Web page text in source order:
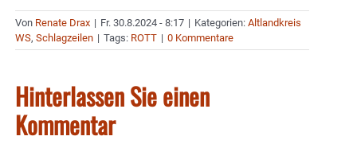
Von Renate Drax | Fr. 30.8.2024 - 8:17 | Kategorien: Altlandkreis
WS, Schlagzeilen | Tags: ROTT | 0 Kommentare
Hinterlassen Sie einen
Kommentar